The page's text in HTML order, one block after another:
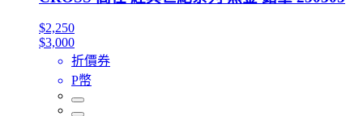
$2,250
$3,000
折價券
P幣